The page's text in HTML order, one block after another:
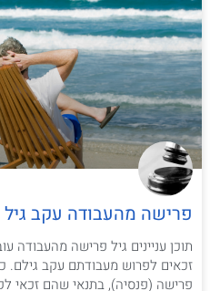
פרישה מהעבודה עקב גיל
תוכן עניינים גיל פרישה מהעבודה
זכאים לפרוש מעבודתם עקב גילם.
פרישה (פנסיה), בתנאי שהם זכאי